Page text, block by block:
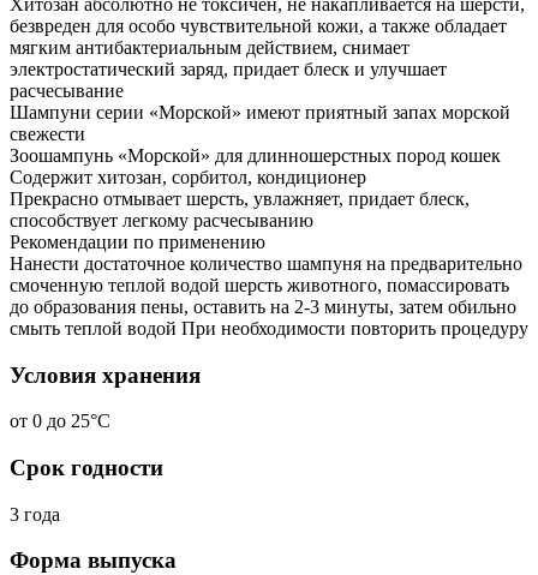
безвреден для особо чувствительной кожи, а также обладает
мягким антибактериальным действием, снимает
электростатический заряд, придает блеск и улучшает
расчесывание
Шампуни серии «Морской» имеют приятный запах морской
свежести
Зоошампунь «Морской» для длинношерстных пород кошек
Содержит хитозан, сорбитол, кондиционер
Прекрасно отмывает шерсть, увлажняет, придает блеск,
способствует легкому расчесыванию
Рекомендации по применению
Нанести достаточное количество шампуня на предварительно
смоченную теплой водой шерсть животного, помассировать
до образования пены, оставить на 2-3 минуты, затем обильно
смыть теплой водой При необходимости повторить процедуру
Условия хранения
от 0 до 25°С
Срок годности
3 года
Форма выпуска